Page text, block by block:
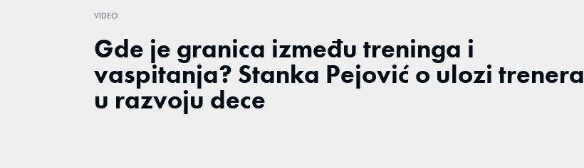
VIDEO
Gde je granica između treninga i
vaspitanja? Stanka Pejović o ulozi trenera
u razvoju dece